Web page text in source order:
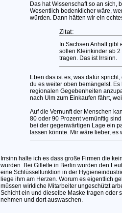
Das hat Wissenschaft so an sich,
Wesentlich bedenklicher wäre,
würden. Dann hätten wir ein
Zitat:
In Sachsen Anhalt
sollen Kleinkinder ab
tragen. Das ist Irrsinn.
Eben das ist es, was dafür
du es weiter oben bemängelst.
regionalen Gegebenheiten
nach Ulm zum Einkaufen fährt,
Auf die Vernunft der Menschen
80 oder 90 Prozent vernünftig
bei der gegenwärtigen Lage ein
lassen könnte. Mir wäre lieber, es
Irrsinn halte ich es dass große Firmen die
wurden. Bei Gillette in Berlin wurden den
eine Schlüsselfunktion in der
liege ihm am Herzen. Worum es eigentlich
müssen wirkliche Mitarbeiter ungeschützt
Schicht ein und dieselbe Maske tragen oder
nehmen und dort auswaschen.